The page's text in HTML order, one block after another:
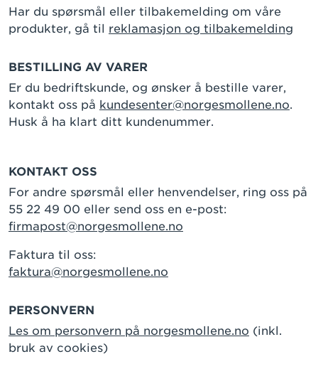
Har du spørsmål eller tilbakemelding om våre
produkter, gå til reklamasjon og tilbakemelding
BESTILLING AV VARER
Er du bedriftskunde, og ønsker å bestille varer,
kontakt oss på kundesenter@norgesmollene.no.
Husk å ha klart ditt kundenummer.
KONTAKT OSS
For andre spørsmål eller henvendelser, ring oss på
55 22 49 00 eller send oss en e-post:
firmapost@norgesmollene.no
Faktura til oss:
faktura@norgesmollene.no
PERSONVERN
Les om personvern på norgesmollene.no (inkl.
bruk av cookies)